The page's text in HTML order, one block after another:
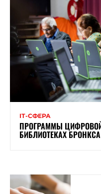
ІТ-СФЕРА
ПРОГРАММЫ
БИБЛИОТЕКАХ БРОНКСА